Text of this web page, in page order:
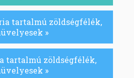
tartalmú zöldségfélék,
»
tartalmú zöldségfélék,
»